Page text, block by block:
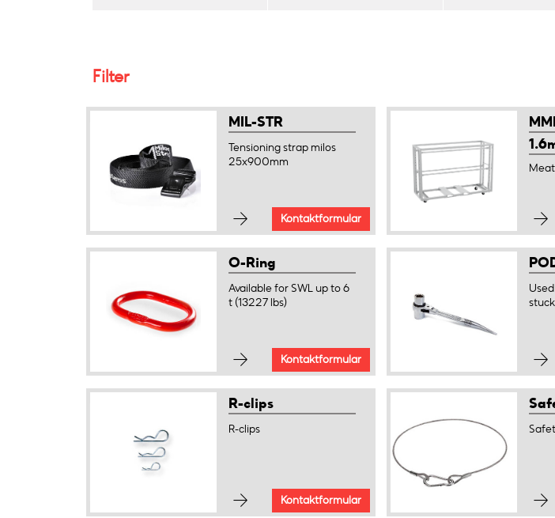
Filter
MIL-STR
Tensioning strap milos
25x900mm
Kontaktformular
O-Ring
Available for SWL up to 6
t (13227 lbs)
Kontaktformular
R-clips
R-clips
Kontaktformular